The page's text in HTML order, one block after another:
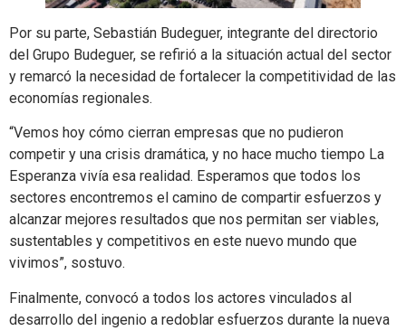
Por su parte, Sebastián Budeguer, integrante del directorio
del Grupo Budeguer, se refirió a la situación actual del sector
y remarcó la necesidad de fortalecer la competitividad de las
economías regionales.
“Vemos hoy cómo cierran empresas que no pudieron
competir y una crisis dramática, y no hace mucho tiempo La
Esperanza vivía esa realidad. Esperamos que todos los
sectores encontremos el camino de compartir esfuerzos y
alcanzar mejores resultados que nos permitan ser viables,
sustentables y competitivos en este nuevo mundo que
vivimos”, sostuvo.
Finalmente, convocó a todos los actores vinculados al
desarrollo del ingenio a redoblar esfuerzos durante la nueva